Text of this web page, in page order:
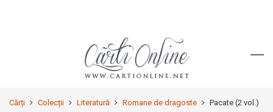
Cărți Colecții Literatură Romane de dragoste Pacate (2 vol.)